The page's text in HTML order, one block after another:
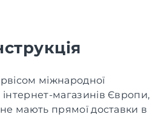
міжнародної
магазинів Європи,
мають прямої доставки в